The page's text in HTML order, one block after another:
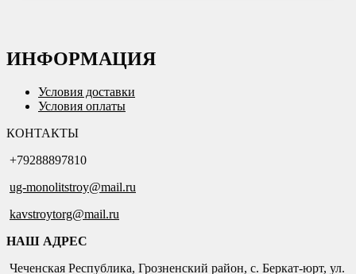
ИНФОРМАЦИЯ
Условия доставки
Условия оплаты
КОНТАКТЫ
+79288897810
ug-monolitstroy@mail.ru
kavstroytorg@mail.ru
НАШ АДРЕС
Чеченская Республика, Грозненский район, с. Беркат-юрт, ул.